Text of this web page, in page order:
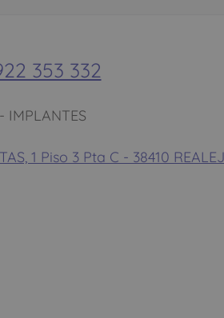
353 332
IMPLANTES
1 Piso 3 Pta C - 38410